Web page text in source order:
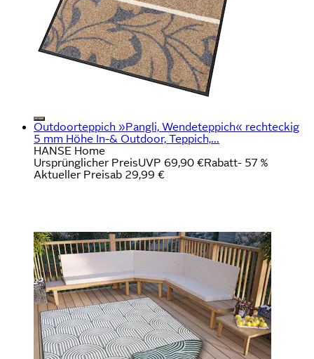
Outdoorteppich »Pangli, Wendeteppich« rechteckig
5 mm Höhe In-& Outdoor, Teppich,...
HANSE Home
Ursprünglicher PreisUVP 69,90 €Rabatt- 57 %
Aktueller Preisab 29,99 €